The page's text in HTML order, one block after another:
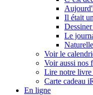
Il était
Le
Voir le
Voir aussi nos
Lire notre livre
Carte cadeau
En ligne